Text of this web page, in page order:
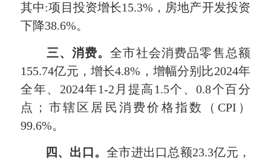
其中:项目投资增长15.3%，房地产开发投资
下降38.6%。
三、消费。全市社会消费品零售总额
155.74亿元，增长4.8%，增幅分别比2024年
全年、2024年1-2月提高1.5个、0.8个百分
点；市辖区居民消费价格指数（CPI）
99.6%。
四、出口。全市进出口总额23.3亿元，